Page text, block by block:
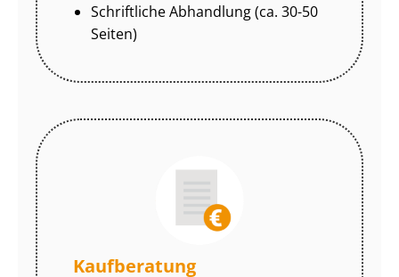
Schriftliche Abhandlung (ca. 30-50
Seiten)
Kaufberatung